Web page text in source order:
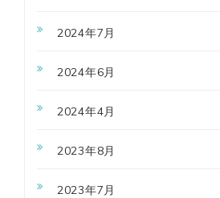
2024年7月
2024年6月
2024年4月
2023年8月
2023年7月